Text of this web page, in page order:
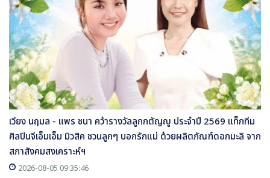
เวียง นฤมล - แพร ชนา คว้ารางวัลลูกกตัญญู ประจำปี 2569 แท็กทีม
ศิลปินจีเอ็มเอ็ม มิวสิค ชวนลูกๆ บอกรักแม่ ด้วยผลิตภัณฑ์ดอกมะลิ จาก
สภาสังคมสงเคราะห์ฯ
2026-08-05 09:35:46